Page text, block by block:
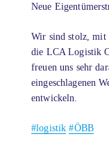
Neue
Wir sind stolz, mit
die LCA Logistik
freuen uns sehr
eingeschlagenen
entwickeln.
#logistik #ÖBB